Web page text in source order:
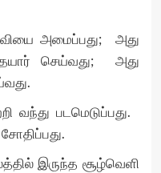
அமைப்பது; அது
தயார் செய்வது; அது
படமெடுப்பது.
இருந்த சூழ்வெளி